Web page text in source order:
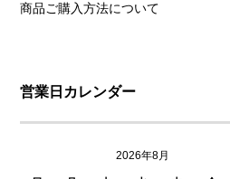
商品ご購入方法について
営業日カレンダー
2026年8月